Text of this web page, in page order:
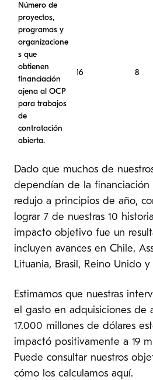
Número de
proyectos,
programas y
organizacione
s que
obtienen
financiación
ajena al OCP
para trabajos
de
contratación
abierta.
16 8
Dado que muchos de
dependían de la financiación
redujo a principios de año,
lograr 7 de nuestras 10
impacto objetivo fue un
incluyen avances en Chile,
Lituania, Brasil, Reino Unido y
Estimamos que nuestras
el gasto en adquisiciones de
17.000 millones de dólares
impactó positivamente a 19
Puede consultar nuestros
cómo los calculamos aquí.